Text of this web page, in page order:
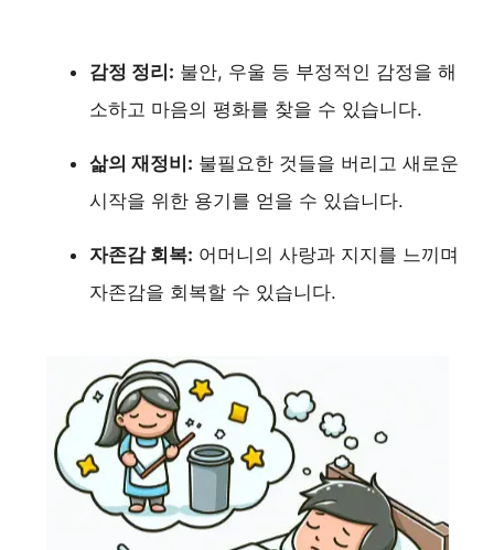
감정 정리: 불안, 우울 등 부정적인 감정을 해
소하고 마음의 평화를 찾을 수 있습니다.
삶의 재정비: 불필요한 것들을 버리고 새로운
시작을 위한 용기를 얻을 수 있습니다.
자존감 회복: 어머니의 사랑과 지지를 느끼며
자존감을 회복할 수 있습니다.